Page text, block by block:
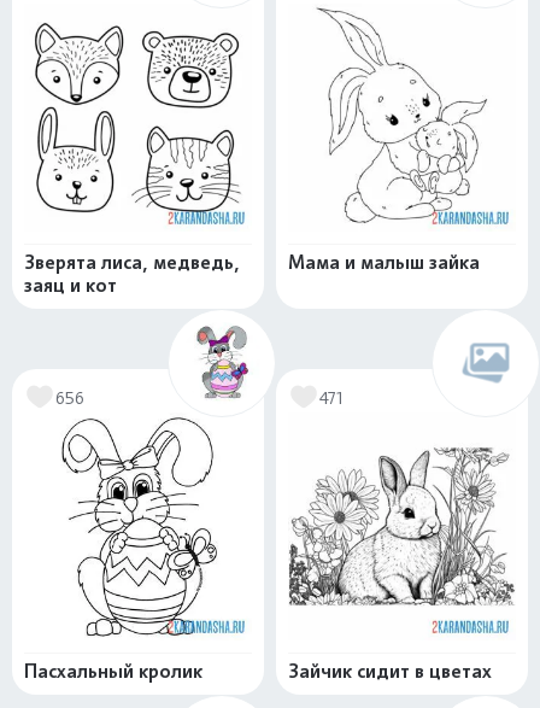
Зверята лиса, медведь,
заяц и кот
Мама и малыш зайка
656
Пасхальный кролик
471
Зайчик сидит в цветах